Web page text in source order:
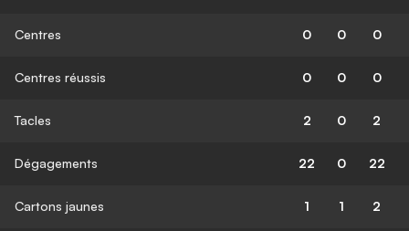
Centres 0 0 0
Centres réussis 0 0 0
Tacles 2 0 2
Dégagements 22 0 22
Cartons jaunes 1 1 2